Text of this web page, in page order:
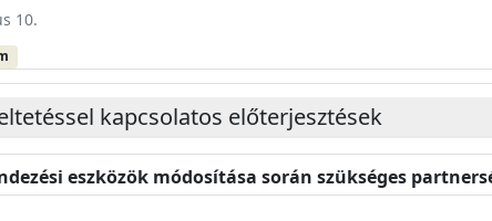
10.
kapcsolatos előterjesztések
eszközök módosítása során szükséges